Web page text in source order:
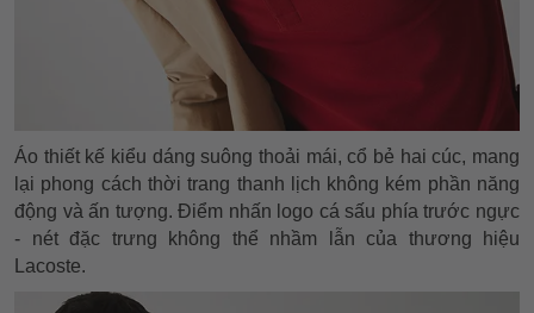
Áo thiết kế kiểu dáng suông thoải mái, cổ bẻ hai cúc, mang
lại phong cách thời trang thanh lịch không kém phần năng
động và ấn tượng. Điểm nhấn logo cá sấu phía trước ngực
- nét đặc trưng không thể nhầm lẫn của thương hiệu
Lacoste.